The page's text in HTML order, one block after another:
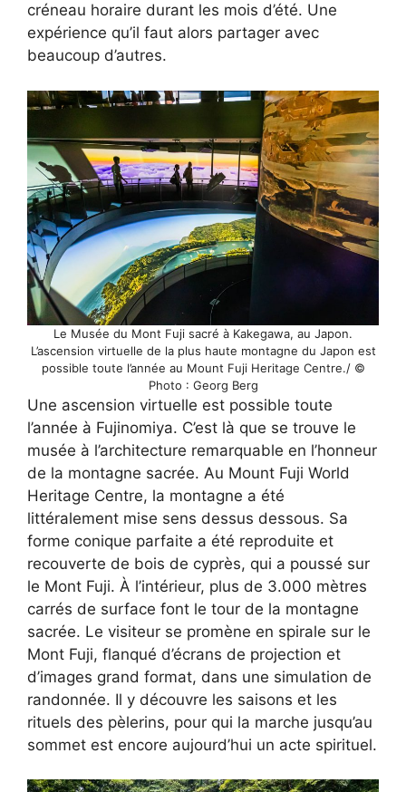
créneau horaire durant les mois d’été. Une
expérience qu’il faut alors partager avec
beaucoup d’autres.
Le Musée du Mont Fuji sacré à Kakegawa, au Japon.
L’ascension virtuelle de la plus haute montagne du Japon est
possible toute l’année au Mount Fuji Heritage Centre./ ©
Photo : Georg Berg
Une ascension virtuelle est possible toute
l’année à Fujinomiya. C’est là que se trouve le
musée à l’architecture remarquable en l’honneur
de la montagne sacrée. Au Mount Fuji World
Heritage Centre, la montagne a été
littéralement mise sens dessus dessous. Sa
forme conique parfaite a été reproduite et
recouverte de bois de cyprès, qui a poussé sur
le Mont Fuji. À l’intérieur, plus de 3.000 mètres
carrés de surface font le tour de la montagne
sacrée. Le visiteur se promène en spirale sur le
Mont Fuji, flanqué d’écrans de projection et
d’images grand format, dans une simulation de
randonnée. Il y découvre les saisons et les
rituels des pèlerins, pour qui la marche jusqu’au
sommet est encore aujourd’hui un acte spirituel.